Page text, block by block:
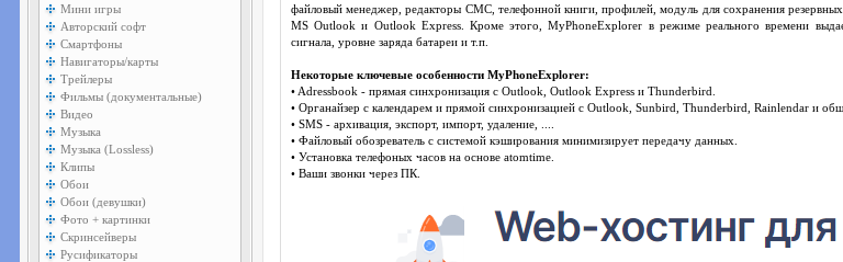
Мини игры
Авторский софт
Смартфоны
Навигаторы/карты
Трейлеры
Фильмы (документальные)
Видео
Музыка
Музыка (Lossless)
Клипы
Обои
Обои (девушки)
Фото + картинки
Скринсейверы
Русификаторы
файловый менеджер, редакторы СМС, телефонной книги, профилей, модуль для сохранения
MS Outlook и Outlook Express. Кроме этого, MyPhoneExplorer в режиме реального времени
сигнала, уровне заряда батареи и т.п.
Некоторые ключевые особенности MyPhoneExplorer:
• Adressbook - прямая синхронизация с Outlook, Outlook Express и Thunderbird.
• Органайзер с календарем и прямой синхронизацией с Outlook, Sunbird, Thunderbird, Rainlendar и
• SMS - архивация, экспорт, импорт, удаление, ....
• Файловый обозреватель с системой кэширования минимизирует передачу данных.
• Установка телефоных часов на основе atomtime.
• Ваши звонки через ПК.